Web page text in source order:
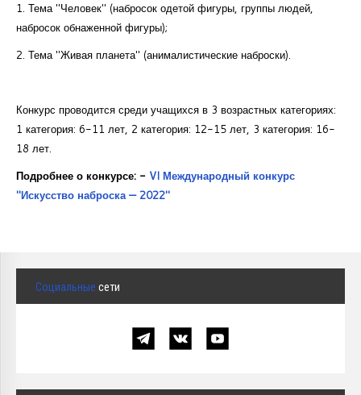
1. Тема "Человек" (набросок одетой фигуры, группы людей,
набросок обнаженной фигуры);
2. Тема "Живая планета" (анималистические наброски).
Конкурс проводится среди учащихся в 3 возрастных категориях:
1 категория: 6-11 лет, 2 категория: 12-15 лет, 3 категория: 16-
18 лет.
Подробнее о конкурсе: - VI Международный конкурс
"Искусство наброска — 2022"
Социальные сети